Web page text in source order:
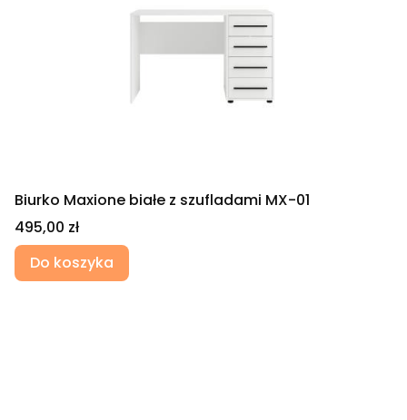
Biurko Maxione białe z szufladami MX-01
Cena
495,00 zł
Do koszyka